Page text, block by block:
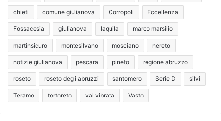
chieti comune giulianova Corropoli Eccellenza
Fossacesia giulianova laquila marco marsilio
martinsicuro montesilvano mosciano nereto
notizie giulianova pescara pineto regione abruzzo
roseto roseto degli abruzzi santomero Serie D silvi
Teramo tortoreto val vibrata Vasto